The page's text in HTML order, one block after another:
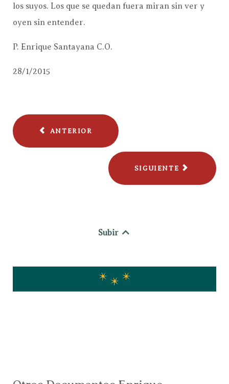
los suyos. Los que se quedan fuera miran sin ver y
oyen sin entender.
P. Enrique Santayana C.O.
28/1/2015
ANTERIOR
SIGUIENTE
Subir